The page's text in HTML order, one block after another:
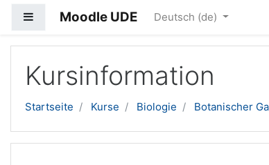
Website-Übersicht
Moodle UDE Deutsch ‎(de)‎
Kursinformation
Startseite Kurse Biologie Botanischer